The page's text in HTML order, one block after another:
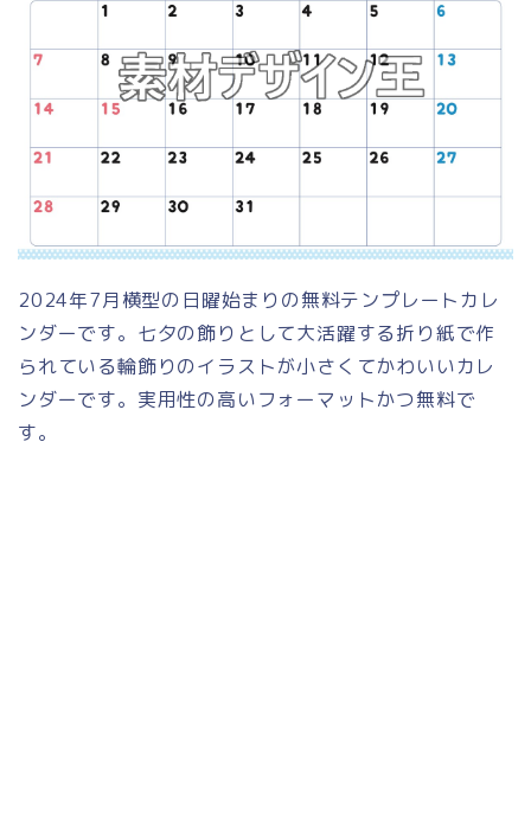
2024年7月横型の日曜始まりの無料テンプレートカレ
ンダーです。七夕の飾りとして大活躍する折り紙で作
られている輪飾りのイラストが小さくてかわいいカレ
ンダーです。実用性の高いフォーマットかつ無料で
す。